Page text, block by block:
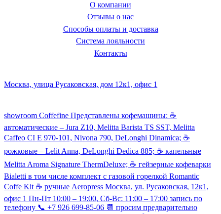
О компании
Отзывы о нас
Способы оплаты и доставка
Система лояльности
Контакты
Москва, улица Русаковская, дом 12к1, офис 1
showroom Coffefine Представлены кофемашины: ☕️
автоматические – Jura Z10, Melitta Barista TS SST, Melitta
Caffeo CI Е 970-101, Nivona 790, DeLonghi Dinamica; ☕️
рожковые – Lelit Anna, DeLonghi Dedica 885; ☕️ капельные
Melitta Aroma Signature ThermDeluxe; ☕️ гейзерные кофеварки
Bialetti в том числе комплект с газовой горелкой Romantic
Coffe Kit ☕️ ручные Aeropress Москва, ул. Русаковская, 12к1,
офис 1 Пн-Пт 10:00 – 19:00, Сб-Вс: 11:00 – 17:00 запись по
телефону 📞 +7 926 699-85-06 📆 просим предварительно